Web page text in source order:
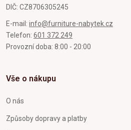
DIČ: CZ8706305245
E-mail: info@furniture-nabytek.cz
Telefon: 601 372 249
Provozní doba: 8:00 - 20:00
Vše o nákupu
O nás
Způsoby dopravy a platby